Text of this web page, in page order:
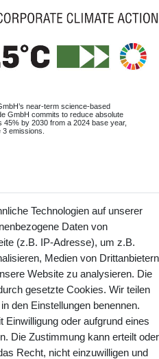
near-term science-based
GmbH commits to reduce absolute
by 2030 from a 2024 base year,
emissions.
Kontakt
Instagram
Technologien auf unserer
Daten von
(z.B. IP-Adresse), um z.B.
Medien von Drittanbietern
Website zu analysieren. Die
gesetzte Cookies. Wir teilen
den Einstellungen benennen.
Einwilligung oder aufgrund eines
Die Zustimmung kann erteilt oder
Recht, nicht einzuwilligen und